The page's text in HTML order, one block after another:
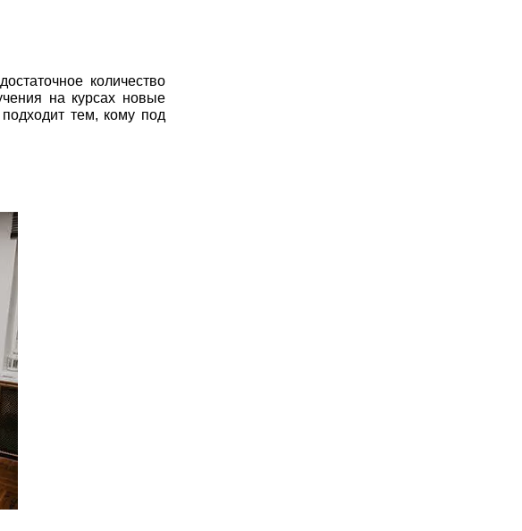
количество
на курсах новые
тем, кому под